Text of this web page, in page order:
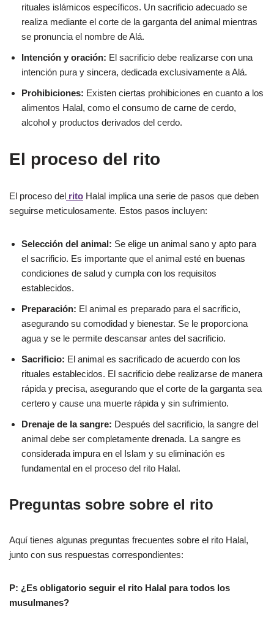
rituales islámicos específicos. Un sacrificio adecuado se
realiza mediante el corte de la garganta del animal mientras
se pronuncia el nombre de Alá.
Intención y oración: El sacrificio debe realizarse con una
intención pura y sincera, dedicada exclusivamente a Alá.
Prohibiciones: Existen ciertas prohibiciones en cuanto a los
alimentos Halal, como el consumo de carne de cerdo,
alcohol y productos derivados del cerdo.
El proceso del rito
El proceso del rito Halal implica una serie de pasos que deben
seguirse meticulosamente. Estos pasos incluyen:
Selección del animal: Se elige un animal sano y apto para
el sacrificio. Es importante que el animal esté en buenas
condiciones de salud y cumpla con los requisitos
establecidos.
Preparación: El animal es preparado para el sacrificio,
asegurando su comodidad y bienestar. Se le proporciona
agua y se le permite descansar antes del sacrificio.
Sacrificio: El animal es sacrificado de acuerdo con los
rituales establecidos. El sacrificio debe realizarse de manera
rápida y precisa, asegurando que el corte de la garganta sea
certero y cause una muerte rápida y sin sufrimiento.
Drenaje de la sangre: Después del sacrificio, la sangre del
animal debe ser completamente drenada. La sangre es
considerada impura en el Islam y su eliminación es
fundamental en el proceso del rito Halal.
Preguntas sobre sobre el rito
Aquí tienes algunas preguntas frecuentes sobre el rito Halal,
junto con sus respuestas correspondientes:
P: ¿Es obligatorio seguir el rito Halal para todos los
musulmanes?